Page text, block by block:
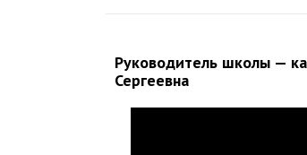
Руководитель школы —
Сергеевна